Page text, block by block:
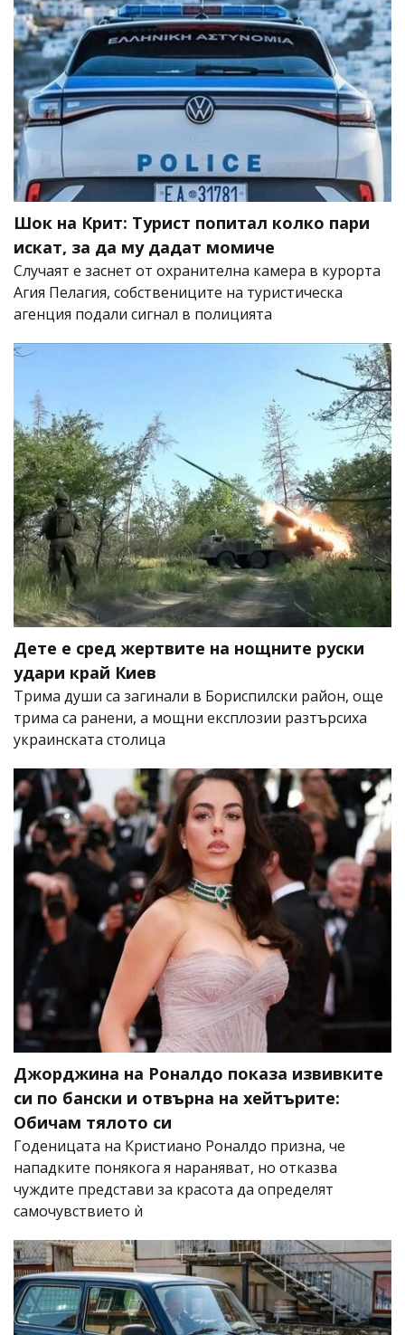
Шок на Крит: Турист попитал колко пари
искат, за да му дадат момиче
Случаят е заснет от охранителна камера в курорта
Агия Пелагия, собствениците на туристическа
агенция подали сигнал в полицията
Дете е сред жертвите на нощните руски
удари край Киев
Трима души са загинали в Бориспилски район, още
трима са ранени, а мощни експлозии разтърсиха
украинската столица
Джорджина на Роналдо показа извивките
си по бански и отвърна на хейтърите:
Обичам тялото си
Годеницата на Кристиано Роналдо призна, че
нападките понякога я нараняват, но отказва
чуждите представи за красота да определят
самочувствието ѝ